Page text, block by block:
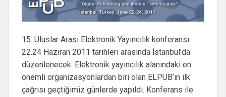
15. Uluslar Arası Elektronik Yayıncılık konferansı
22.24 Haziran 2011 tarihleri arasında İstanbul’da
düzenlenecek. Elektronik yayıncılık alanındaki en
önemli organizasyonlardan biri olan ELPUB’ın ilk
çağrısı geçtiğimiz günlerde yapıldı. Konferans ile